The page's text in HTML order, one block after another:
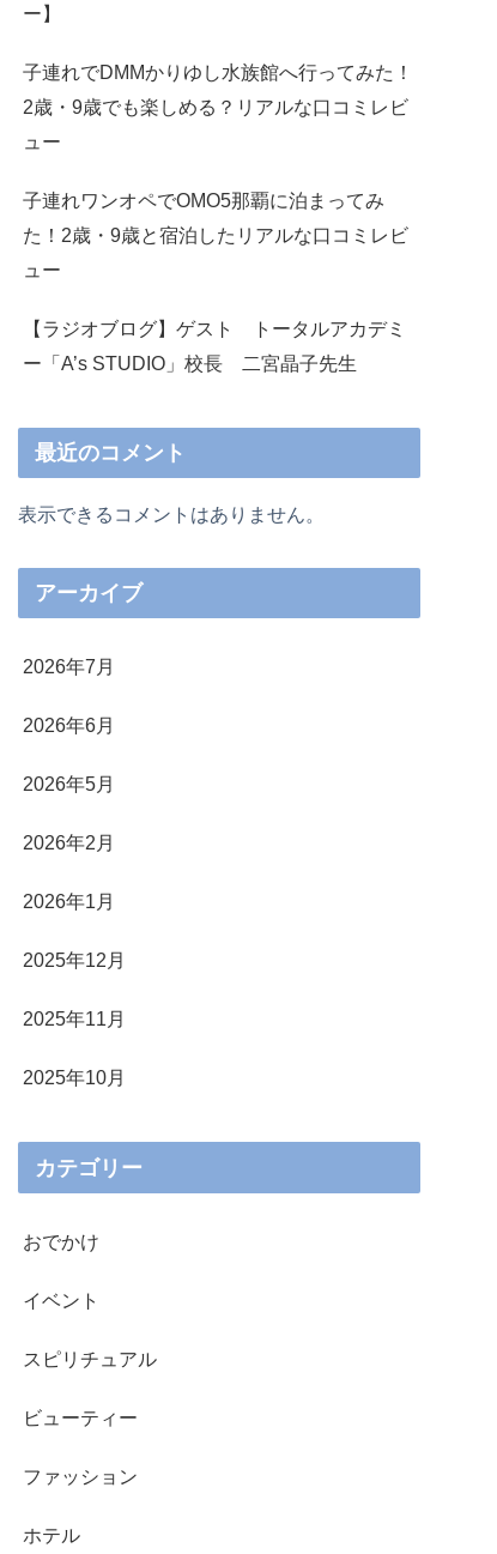
ー】
子連れでDMMかりゆし水族館へ行ってみた！
2歳・9歳でも楽しめる？リアルな口コミレビ
ュー
子連れワンオペでOMO5那覇に泊まってみ
た！2歳・9歳と宿泊したリアルな口コミレビ
ュー
【ラジオブログ】ゲスト トータルアカデミ
ー「A’s STUDIO」校長 二宮晶子先生
最近のコメント
表示できるコメントはありません。
アーカイブ
2026年7月
2026年6月
2026年5月
2026年2月
2026年1月
2025年12月
2025年11月
2025年10月
カテゴリー
おでかけ
イベント
スピリチュアル
ビューティー
ファッション
ホテル